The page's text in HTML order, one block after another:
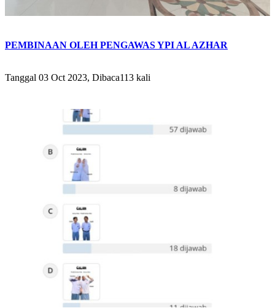
PEMBINAAN OLEH PENGAWAS YPI AL AZHAR
Tanggal 03 Oct 2023, Dibaca113 kali